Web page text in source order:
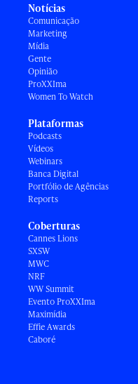
Notícias
Comunicação
Marketing
Mídia
Gente
Opinião
ProXXIma
Women To Watch
Plataformas
Podcasts
Vídeos
Webinars
Banca Digital
Portfólio de Agências
Reports
Coberturas
Cannes Lions
SXSW
MWC
NRF
WW Summit
Evento ProXXIma
Maximídia
Effie Awards
Caboré